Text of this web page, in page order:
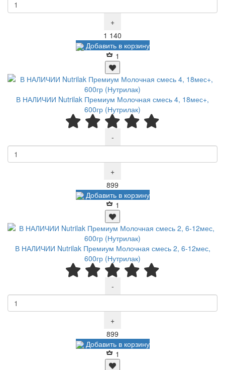
+
1 140
Добавить в корзину
1
В НАЛИЧИИ Nutrilak Премиум Молочная смесь 4, 18мес+,
600гр (Нутрилак)
-
+
899
Добавить в корзину
1
В НАЛИЧИИ Nutrilak Премиум Молочная смесь 2, 6-12мес,
600гр (Нутрилак)
-
+
899
Добавить в корзину
1